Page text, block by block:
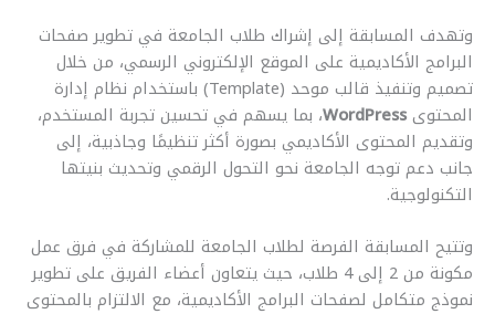
وتهدف المسابقة إلى إشراك طلاب الجامعة في تطوير صفحات
البرامج الأكاديمية على الموقع الإلكتروني الرسمي، من خلال
تصميم وتنفيذ قالب موحد (Template) باستخدام نظام إدارة
المحتوىWordPress، بما يسهم في تحسين تجربة المستخدم،
وتقديم المحتوى الأكاديمي بصورة أكثر تنظيمًا وجاذبية، إلى
جانب دعم توجه الجامعة نحو التحول الرقمي وتحديث بنيتها
التكنولوجية.
وتتيح المسابقة الفرصة لطلاب الجامعة للمشاركة في فرق عمل
مكونة من 2 إلى 4 طلاب، حيث يتعاون أعضاء الفريق على تطوير
نموذج متكامل لصفحات البرامج الأكاديمية، مع الالتزام بالمحتوى